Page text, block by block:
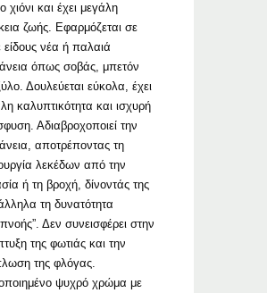
χιόνι και έχει μεγάλη
ζωής. Εφαρμόζεται σε
είδους νέα ή παλαιά
όπως σοβάς, μπετόν
Δουλεύεται εύκολα, έχει
καλυπτικότητα και ισχυρή
Αδιαβροχοποιεί την
αποτρέποντας τη
λεκέδων από την
ή τη βροχή, δίνοντάς της
τη δυνατότητα
Δεν συνεισφέρει στην
της φωτιάς και την
της φλόγας.
ψυχρό χρώμα με